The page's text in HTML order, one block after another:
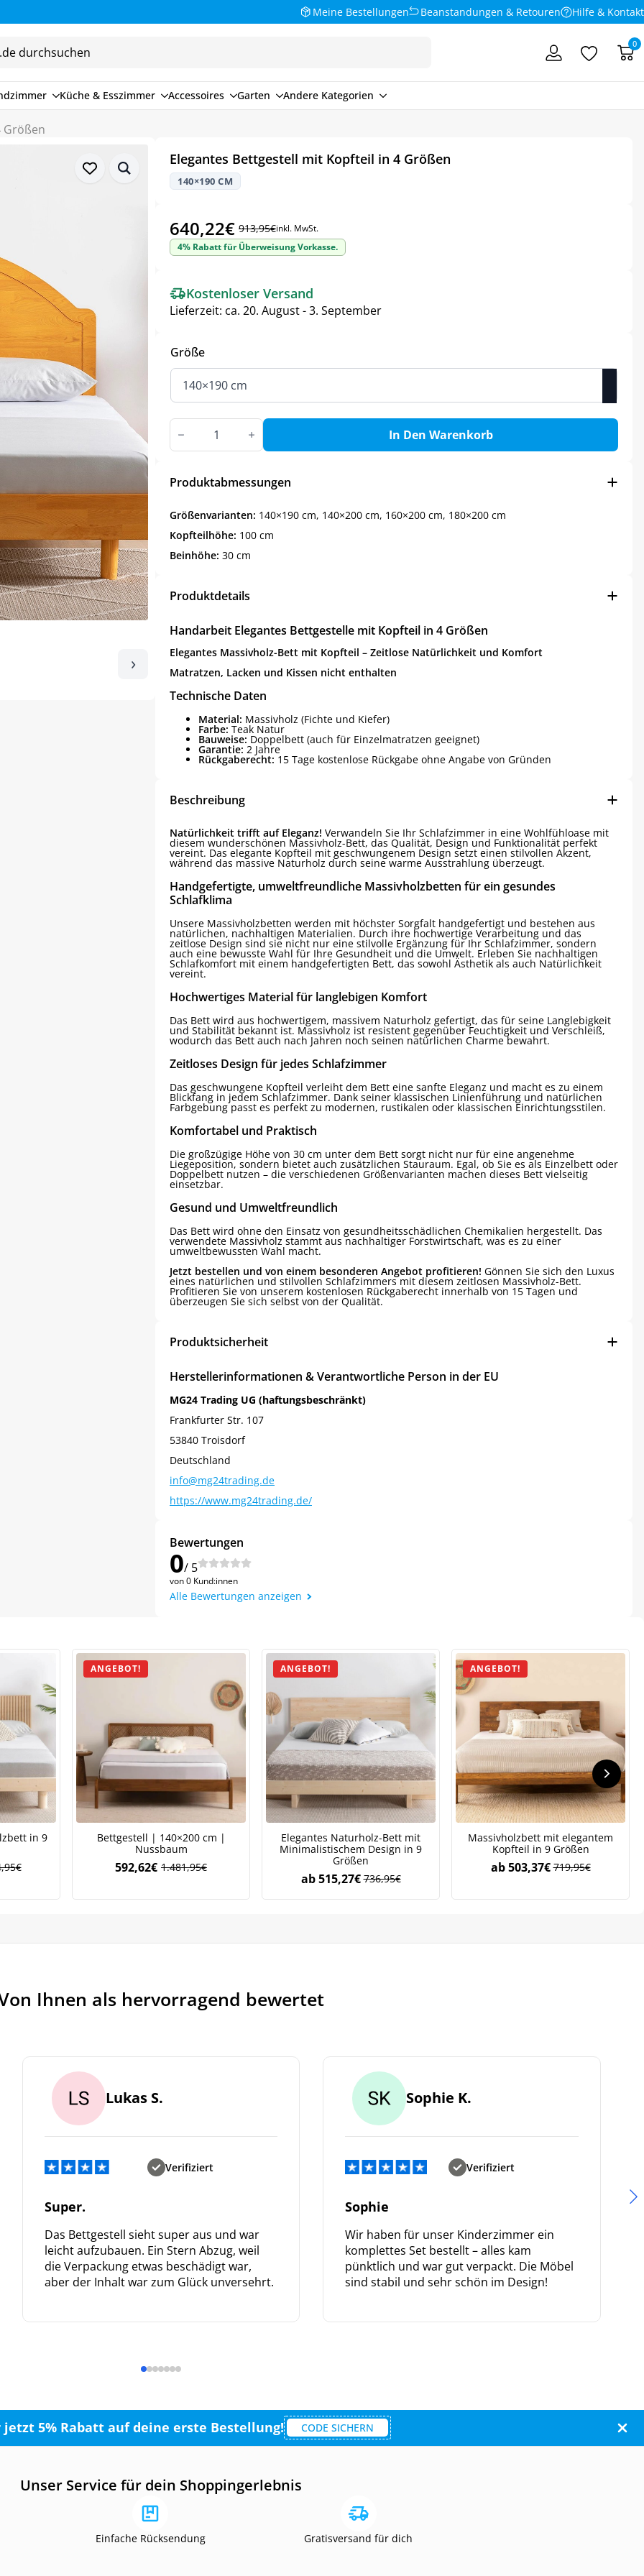
Meine Bestellungen Beanstandungen & Retouren Hilfe & Kontakt
0
Küche & Esszimmer Accessoires Garten Andere Kategorien
Größen
›
Elegantes Bettgestell mit Kopfteil in 4 Größen
140×190 CM
913,95€
Ursprünglicher
Preis
913,95€
640,22€
Aktueller
Preis
640,22€.
inkl. MwSt.
4% Rabatt für Überweisung Vorkasse.
Kostenloser Versand
Lieferzeit: ca. 20. August - 3. September
Größe
Elegantes
Bettgestell
mit
4
In Den Warenkorb
Produktabmessungen
Größenvarianten: 140×190 cm, 140×200 cm, 160×200 cm, 180×200 cm
Kopfteilhöhe: 100 cm
Beinhöhe: 30 cm
Produktdetails
Handarbeit Elegantes Bettgestelle mit Kopfteil in 4 Größen
Elegantes Massivholz-Bett mit Kopfteil – Zeitlose Natürlichkeit und Komfort
Matratzen, Lacken und Kissen nicht enthalten
Technische Daten
Material: Massivholz (Fichte und Kiefer)
Farbe: Teak Natur
Bauweise: Doppelbett (auch für Einzelmatratzen geeignet)
Garantie: 2 Jahre
Rückgaberecht: 15 Tage kostenlose Rückgabe ohne Angabe von Gründen
Beschreibung
Natürlichkeit trifft auf Eleganz! Verwandeln Sie Ihr Schlafzimmer in eine Wohlfühloase mit
diesem wunderschönen Massivholz-Bett, das Qualität, Design und Funktionalität perfekt
vereint. Das elegante Kopfteil mit geschwungenem Design setzt einen stilvollen Akzent,
während das massive Naturholz durch seine warme Ausstrahlung überzeugt.
Handgefertigte, umweltfreundliche Massivholzbetten für ein gesundes
Schlafklima
Unsere Massivholzbetten werden mit höchster Sorgfalt handgefertigt und bestehen aus
natürlichen, nachhaltigen Materialien. Durch ihre hochwertige Verarbeitung und das
zeitlose Design sind sie nicht nur eine stilvolle Ergänzung für Ihr Schlafzimmer, sondern
auch eine bewusste Wahl für Ihre Gesundheit und die Umwelt. Erleben Sie nachhaltigen
Schlafkomfort mit einem handgefertigten Bett, das sowohl Ästhetik als auch Natürlichkeit
vereint.
Hochwertiges Material für langlebigen Komfort
Das Bett wird aus hochwertigem, massivem Naturholz gefertigt, das für seine Langlebigkeit
und Stabilität bekannt ist. Massivholz ist resistent gegenüber Feuchtigkeit und Verschleiß,
wodurch das Bett auch nach Jahren noch seinen natürlichen Charme bewahrt.
Zeitloses Design für jedes Schlafzimmer
Das geschwungene Kopfteil verleiht dem Bett eine sanfte Eleganz und macht es zu einem
Blickfang in jedem Schlafzimmer. Dank seiner klassischen Linienführung und natürlichen
Farbgebung passt es perfekt zu modernen, rustikalen oder klassischen Einrichtungsstilen.
Komfortabel und Praktisch
Die großzügige Höhe von 30 cm unter dem Bett sorgt nicht nur für eine angenehme
Liegeposition, sondern bietet auch zusätzlichen Stauraum. Egal, ob Sie es als Einzelbett oder
Doppelbett nutzen – die verschiedenen Größenvarianten machen dieses Bett vielseitig
einsetzbar.
Gesund und Umweltfreundlich
Das Bett wird ohne den Einsatz von gesundheitsschädlichen Chemikalien hergestellt. Das
verwendete Massivholz stammt aus nachhaltiger Forstwirtschaft, was es zu einer
umweltbewussten Wahl macht.
Jetzt bestellen und von einem besonderen Angebot profitieren! Gönnen Sie sich den Luxus
eines natürlichen und stilvollen Schlafzimmers mit diesem zeitlosen Massivholz-Bett.
Profitieren Sie von unserem kostenlosen Rückgaberecht innerhalb von 15 Tagen und
überzeugen Sie sich selbst von der Qualität.
Produktsicherheit
Herstellerinformationen & Verantwortliche Person in der EU
MG24 Trading UG (haftungsbeschränkt)
Frankfurter Str. 107
53840 Troisdorf
Deutschland
info@mg24trading.de
https://www.mg24trading.de/
Bewertungen
0/ 5
von 0 Kund:innen
Alle Bewertungen anzeigen
in 9
€
ANGEBOT!
Bettgestell | 140×200 cm |
Nussbaum
1.481,95€
Ursprünglicher
war:
592,62€ Aktueller
ist:
ANGEBOT!
Elegantes Naturholz-Bett mit
Minimalistischem Design in 9
Größen
ab 736,95€
515,27€
ANGEBOT!
Massivholzbett mit elegantem
Kopfteil in 9 Größen
ab 719,95€
503,37€
Ihnen als hervorragend bewertet
Lukas S.
Verifiziert
Super.
Das Bettgestell sieht super aus und war
leicht aufzubauen. Ein Stern Abzug, weil
die Verpackung etwas beschädigt war,
aber der Inhalt war zum Glück unversehrt.
Sophie K.
Verifiziert
Sophie
Wir haben für unser Kinderzimmer ein
komplettes Set bestellt – alles kam
pünktlich und war gut verpackt. Die Möbel
sind stabil und sehr schön im Design!
jetzt 5% Rabatt auf deine erste Bestellung! CODE SICHERN
Unser Service für dein Shoppingerlebnis
Einfache Rücksendung Gratisversand für dich